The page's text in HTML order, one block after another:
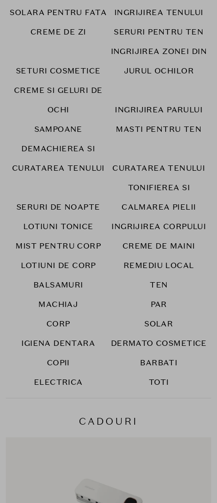
SOLARA PENTRU FATA
INGRIJIREA TENULUI
CREME DE ZI
SERURI PENTRU TEN
SETURI COSMETICE
INGRIJIREA ZONEI DIN
JURUL OCHILOR
CREME SI GELURI DE
OCHI
INGRIJIREA PARULUI
SAMPOANE
MASTI PENTRU TEN
DEMACHIEREA SI
CURATAREA TENULUI
CURATAREA TENULUI
SERURI DE NOAPTE
TONIFIEREA SI
CALMAREA PIELII
LOTIUNI TONICE
INGRIJIREA CORPULUI
MIST PENTRU CORP
CREME DE MAINI
LOTIUNI DE CORP
REMEDIU LOCAL
BALSAMURI
TEN
MACHIAJ
PAR
CORP
SOLAR
IGIENA DENTARA
DERMATO COSMETICE
COPII
BARBATI
ELECTRICA
TOTI
CADOURI